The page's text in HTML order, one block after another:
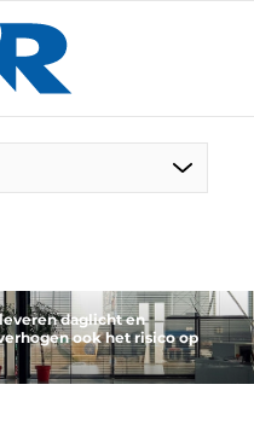
daglicht en
ook het risico op